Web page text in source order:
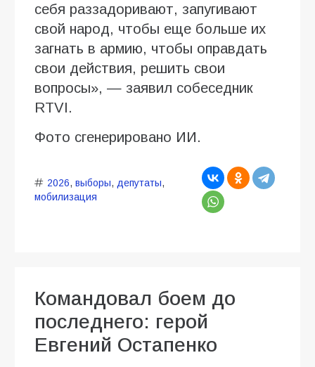
себя раззадоривают, запугивают
свой народ, чтобы еще больше их
загнать в армию, чтобы оправдать
свои действия, решить свои
вопросы», — заявил собеседник
RTVI.
Фото сгенерировано ИИ.
2026, выборы, депутаты,
мобилизация
Командовал боем до
последнего: герой
Евгений Остапенко